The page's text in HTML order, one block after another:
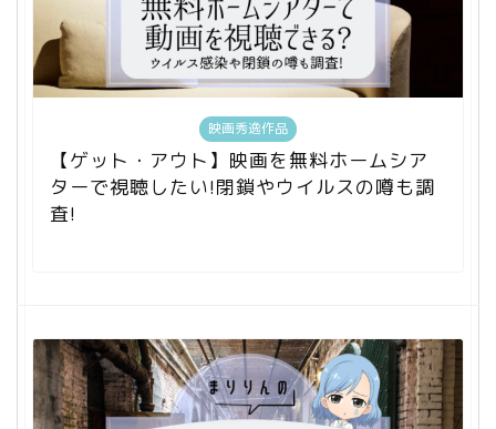
映画秀逸作品
【ゲット・アウト】映画を無料ホームシア
ターで視聴したい!閉鎖やウイルスの噂も調
査!